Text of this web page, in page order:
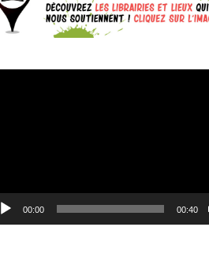
00:00 00:40